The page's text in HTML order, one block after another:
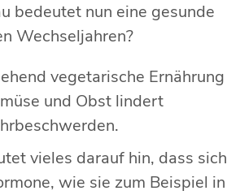
bedeutet nun eine gesunde
Wechseljahren?
vegetarische Ernährung
und Obst lindert
vieles darauf hin, dass sich
wie sie zum Beispiel in